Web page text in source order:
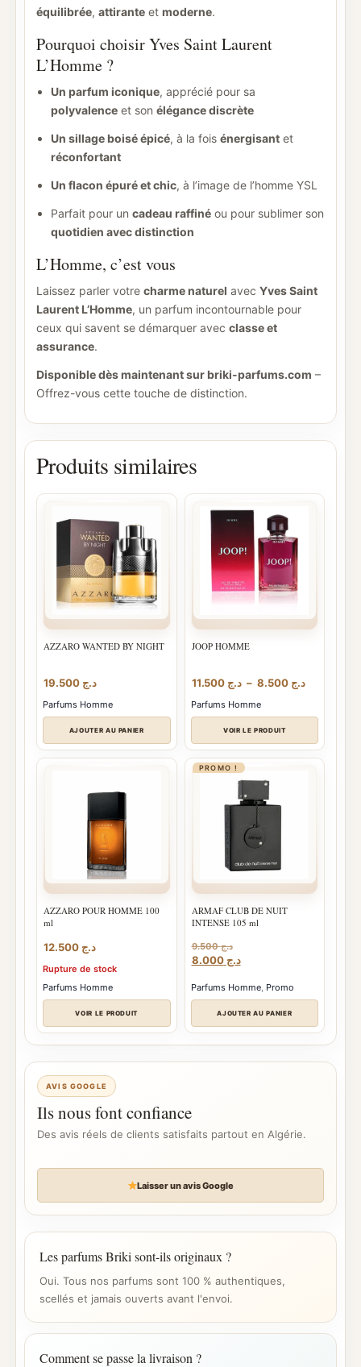
équilibrée, attirante et moderne.
Pourquoi choisir Yves Saint Laurent
L’Homme ?
Un parfum iconique, apprécié pour sa
polyvalence et son élégance discrète
Un sillage boisé épicé, à la fois énergisant et
réconfortant
Un flacon épuré et chic, à l’image de l’homme YSL
Parfait pour un cadeau raffiné ou pour sublimer son
quotidien avec distinction
L’Homme, c’est vous
Laissez parler votre charme naturel avec Yves Saint
Laurent L’Homme, un parfum incontournable pour
ceux qui savent se démarquer avec classe et
assurance.
Disponible dès maintenant sur briki-parfums.com –
Offrez-vous cette touche de distinction.
Produits similaires
AZZARO WANTED BY NIGHT
د.ج
Parfums Homme
AJOUTER AU PANIER
JOOP HOMME
د.ج 8.500
– د.ج 11.500
Plage
د.ج 8.500
Parfums Homme
VOIR LE PRODUIT
AZZARO POUR HOMME 100
ml
د.ج
Rupture de stock
Parfums Homme
VOIR LE PRODUIT
PROMO !
ARMAF CLUB DE NUIT
INTENSE 105 ml
د.ج9.500
Le
initial
était :
د.ج 9.500.
د.ج 8.000
Le
actuel
est :
د.ج 8.000.
Parfums Homme, Promo
AJOUTER AU PANIER
AVIS GOOGLE
Ils nous font confiance
Des avis réels de clients satisfaits partout en Algérie.
Laisser un avis Google
Les parfums Briki sont-ils originaux ?
Oui. Tous nos parfums sont 100 % authentiques,
scellés et jamais ouverts avant l'envoi.
Comment se passe la livraison ?